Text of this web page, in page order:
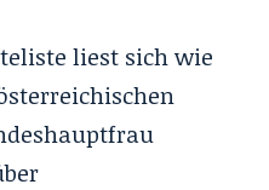
liest sich wie